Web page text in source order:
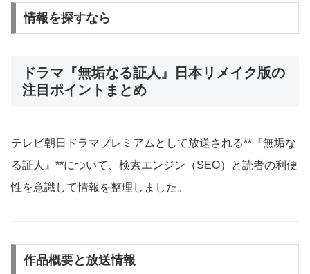
情報を探すなら
ドラマ『無垢なる証人』日本リメイク版の
注目ポイントまとめ
テレビ朝日ドラマプレミアムとして放送される**『無垢な
る証人』**について、検索エンジン（SEO）と読者の利便
性を意識して情報を整理しました。
作品概要と放送情報